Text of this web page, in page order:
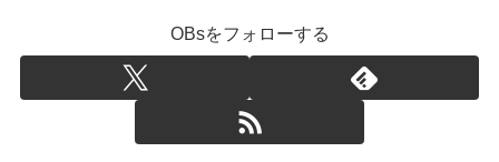
OBsをフォローする